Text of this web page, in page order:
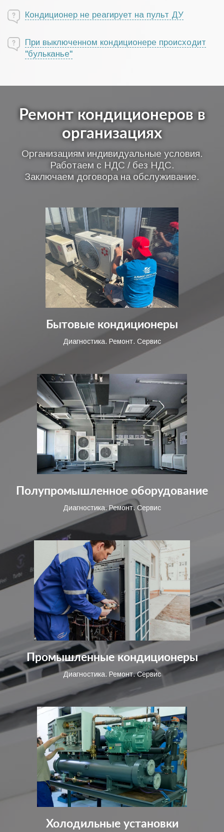
Кондиционер не реагирует на пульт ДУ
При выключенном кондиционере происходит
"бульканье"
Ремонт кондиционеров в
организациях
Организациям индивидуальные условия.
Работаем с НДС / без НДС.
Заключаем договора на обслуживание.
Бытовые кондиционеры
Диагностика. Ремонт. Сервис
Полупромышленное оборудование
Диагностика. Ремонт. Сервис
Промышленные кондиционеры
Диагностика. Ремонт. Сервис
Холодильные установки